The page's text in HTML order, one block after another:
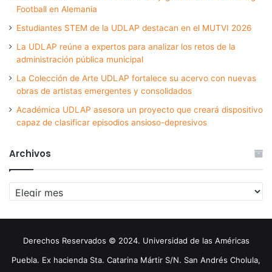
Football en Alemania
Estudiantes STEM de la UDLAP destacan en el MUTVI 2026
La UDLAP reúne a expertos para analizar los retos de la
administración pública municipal
La Colección de Arte UDLAP fortalece su acervo con nuevas
obras de artistas emergentes y consolidados
Académica UDLAP asesora un proyecto que creará dispositivo
capaz de clasificar episodios ansioso-depresivos
Archivos
Archivos
Derechos Reservados © 2024. Universidad de las Américas
Puebla. Ex hacienda Sta. Catarina Mártir S/N. San Andrés Cholula,